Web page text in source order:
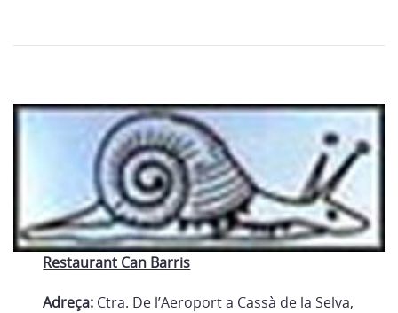
Restaurant Can Barris
Adreça: Ctra. De l’Aeroport a Cassà de la Selva,